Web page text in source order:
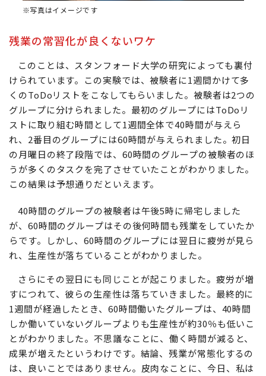
※写真はイメージです
残業の常習化が良くないワケ
このことは、スタンフォード大学の研究によっても裏付
けられています。この実験では、被験者に1週間かけて多
くのToDoリストをこなしてもらいました。被験者は2つの
グループに分けられました。最初のグループにはToDoリ
ストに取り組む時間として1週間全体で40時間が与えら
れ、2番目のグループには60時間が与えられました。初日
の月曜日の終了段階では、60時間のグループの被験者のほ
うが多くのタスクを完了させていたことがわかりました。
この結果は予想通りだといえます。
40時間のグループの被験者は午後5時に帰宅しました
が、60時間のグループはその後何時間も残業をしていたか
らです。しかし、60時間のグループには翌日に疲労が見ら
れ、生産性が落ちていることがわかりました。
さらにその翌日にも同じことが起こりました。疲労が増
すにつれて、彼らの生産性は落ちていきました。最終的に
1週間が経過したとき、60時間働いたグループは、40時間
しか働いていないグループよりも生産性が約30％も低いこ
とがわかりました。不思議なことに、働く時間が減ると、
成果が増えたというわけです。結論、残業が常態化するの
は、良いことではありません。皮肉なことに、今日、私は